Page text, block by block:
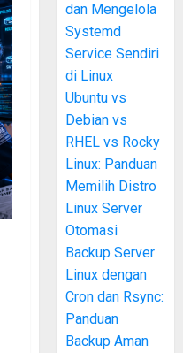
dan Mengelola
Systemd
Service Sendiri
di Linux
Ubuntu vs
Debian vs
RHEL vs Rocky
Linux: Panduan
Memilih Distro
Linux Server
Otomasi
Backup Server
Linux dengan
Cron dan Rsync:
Panduan
Backup Aman